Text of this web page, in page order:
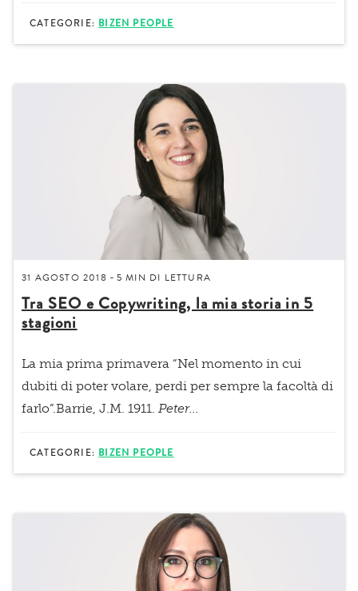
CATEGORIE: BIZEN PEOPLE
31 AGOSTO 2018 - 5 MIN DI LETTURA
Tra SEO e Copywriting, la mia storia in 5
stagioni
La mia prima primavera “Nel momento in cui
dubiti di poter volare, perdi per sempre la facoltà di
farlo”.Barrie, J.M. 1911. Peter...
CATEGORIE: BIZEN PEOPLE